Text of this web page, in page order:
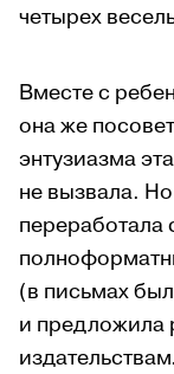
четырех
Вместе с
она же
энтузиазма
не вызвала.
переработала
(в письмах
и предложила